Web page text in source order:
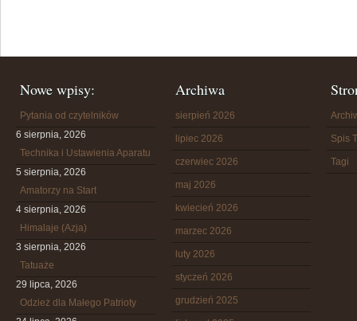
Nowe wpisy:
Pytania od czytelników
6 sierpnia, 2026
Technika i Ustawienia Aparatu
5 sierpnia, 2026
Amatorzy na Start
4 sierpnia, 2026
Himalaje (Azja)
3 sierpnia, 2026
Tatuaże
29 lipca, 2026
Odzież dla Małego Patrioty
Archiwa
sierpień 2026
lipiec 2026
czerwiec 2026
maj 2026
kwiecień 2026
marzec 2026
luty 2026
styczeń 2026
grudzień 2025
Spis
Tagi